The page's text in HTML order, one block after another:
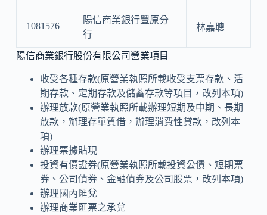
1081576
陽信商業銀行豐原分
行
林嘉聰
陽信商業銀行股份有限公司營業項目
收受各種存款(原營業執照所載收受支票存款、活
期存款、定期存款及儲蓄存款等項目，改列本項)
辦理放款(原營業執照所載辦理短期及中期、長期
放款，辦理存單質借，辦理消費性貸款，改列本
項)
辦理票據貼現
投資有價證券(原營業執照所載投資公債、短期票
券、公司債券、金融債券及公司股票，改列本項)
辦理國內匯兌
辦理商業匯票之承兌